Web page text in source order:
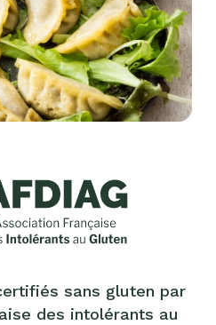
sans gluten par
des intolérants au